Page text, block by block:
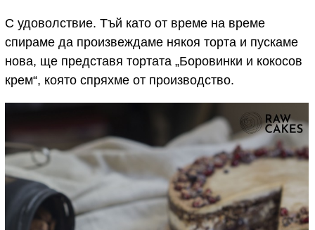
С удоволствие. Тъй като от време на време
спираме да произвеждаме някоя торта и пускаме
нова, ще представя тортата „Боровинки и кокосов
крем“, която спряхме от производство.